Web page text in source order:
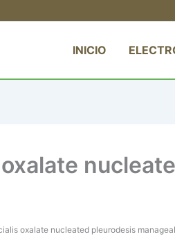
INICIO
oxalate nucleated pleurodesis